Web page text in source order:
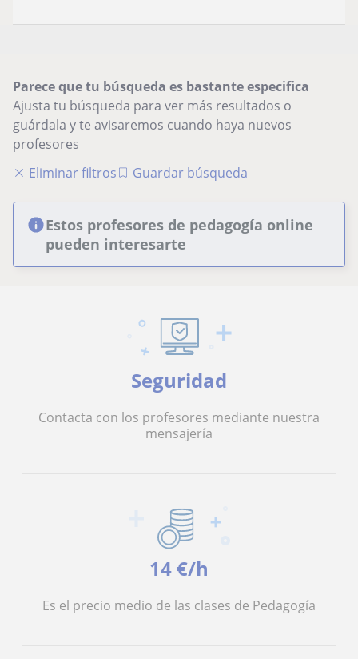
Parece que tu búsqueda es bastante especifica
Ajusta tu búsqueda para ver más resultados o
guárdala y te avisaremos cuando haya nuevos
profesores
Eliminar filtros
Guardar búsqueda
Estos profesores de pedagogía online
pueden interesarte
Seguridad
Contacta con los profesores mediante nuestra
mensajería
14 €/h
Es el precio medio de las clases de Pedagogía